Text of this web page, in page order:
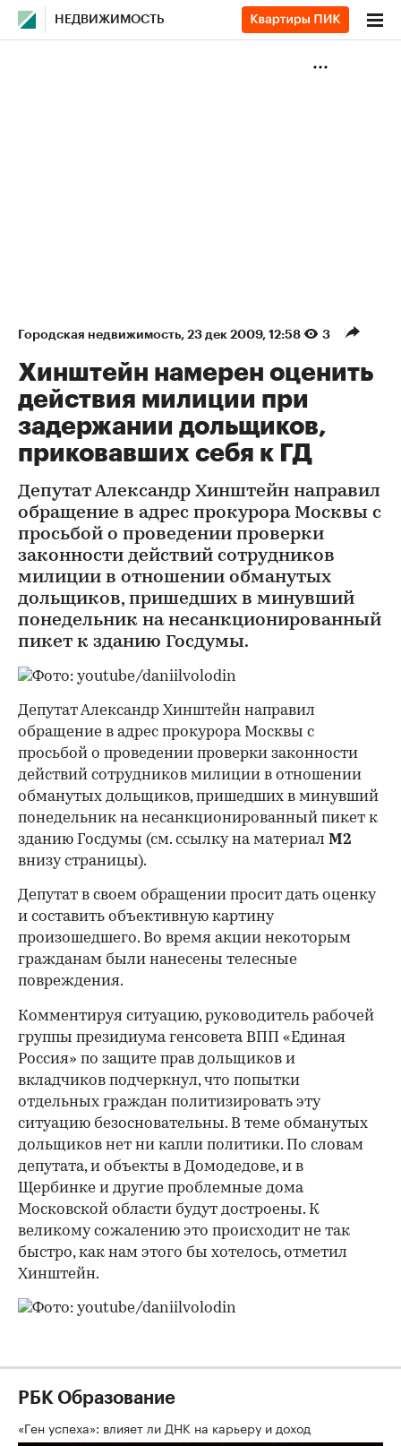
НЕДВИЖИМОСТЬ
Городская недвижимость⁠, 23 дек 2009, 12:58 3
Хинштейн намерен оценить
действия милиции при
задержании дольщиков,
приковавших себя к ГД
Депутат Александр Хинштейн направил
обращение в адрес прокурора Москвы с
просьбой о проведении проверки
законности действий сотрудников
милиции в отношении обманутых
дольщиков, пришедших в минувший
понедельник на несанкционированный
пикет к зданию Госдумы.
Депутат Александр Хинштейн направил
обращение в адрес прокурора Москвы с
просьбой о проведении проверки законности
действий сотрудников милиции в отношении
обманутых дольщиков, пришедших в минувший
понедельник на несанкционированный пикет к
зданию Госдумы (см. ссылку на материал М2
внизу страницы).
Депутат в своем обращении просит дать оценку
и составить объективную картину
произошедшего. Во время акции некоторым
гражданам были нанесены телесные
повреждения.
00:00 / 00:00
Комментируя ситуацию, руководитель рабочей
группы президиума генсовета ВПП «Единая
Россия» по защите прав дольщиков и
вкладчиков подчеркнул, что попытки
отдельных граждан политизировать эту
ситуацию безосновательны. В теме обманутых
дольщиков нет ни капли политики. По словам
депутата, и объекты в Домодедове, и в
Щербинке и другие проблемные дома
Московской области будут достроены. К
великому сожалению это происходит не так
быстро, как нам этого бы хотелось, отметил
Хинштейн.
РБК Образование
«Ген успеха»: влияет ли ДНК на карьеру и доход